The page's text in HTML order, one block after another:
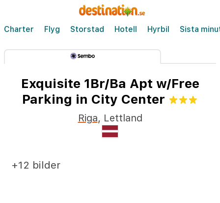
Charter Flyg Storstad Hotell Hyrbil Sista
Exquisite 1Br/Ba Apt w/Free
Parking in City Center
Riga, Lettland
+12 bilder